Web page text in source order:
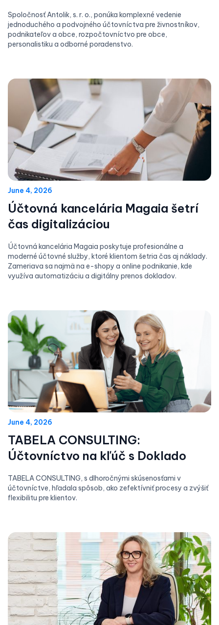
Spoločnosť Antolik, s. r. o., ponúka komplexné vedenie
jednoduchého a podvojného účtovníctva pre živnostníkov,
podnikateľov a obce, rozpočtovníctvo pre obce,
personalistiku a odborné poradenstvo.
June 4, 2026
Účtovná kancelária Magaia šetrí
čas digitalizáciou
Účtovná kancelária Magaia poskytuje profesionálne a
moderné účtovné služby, ktoré klientom šetria čas aj náklady.
Zameriava sa najmä na e-shopy a online podnikanie, kde
využíva automatizáciu a digitálny prenos dokladov.
June 4, 2026
TABELA CONSULTING:
Účtovníctvo na kľúč s Doklado
TABELA CONSULTING, s dlhoročnými skúsenosťami v
účtovníctve, hľadala spôsob, ako zefektívniť procesy a zvýšiť
flexibilitu pre klientov.